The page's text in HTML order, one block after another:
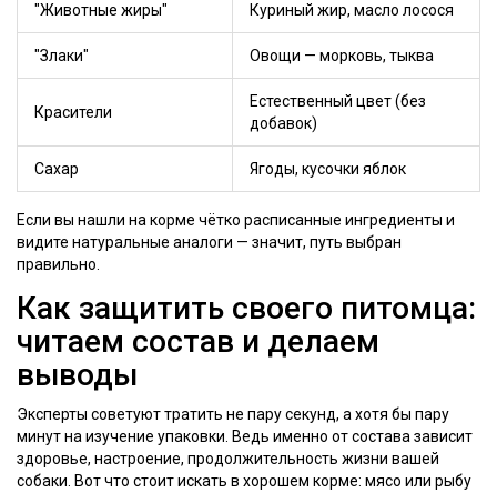
"Животные жиры" Куриный жир, масло лосося
"Злаки" Овощи — морковь, тыква
Красители
Естественный цвет (без
добавок)
Сахар Ягоды, кусочки яблок
Если вы нашли на корме чётко расписанные ингредиенты и
видите натуральные аналоги — значит, путь выбран
правильно.
Как защитить своего питомца:
читаем состав и делаем
выводы
Эксперты советуют тратить не пару секунд, а хотя бы пару
минут на изучение упаковки. Ведь именно от состава зависит
здоровье, настроение, продолжительность жизни вашей
собаки. Вот что стоит искать в хорошем корме: мясо или рыбу